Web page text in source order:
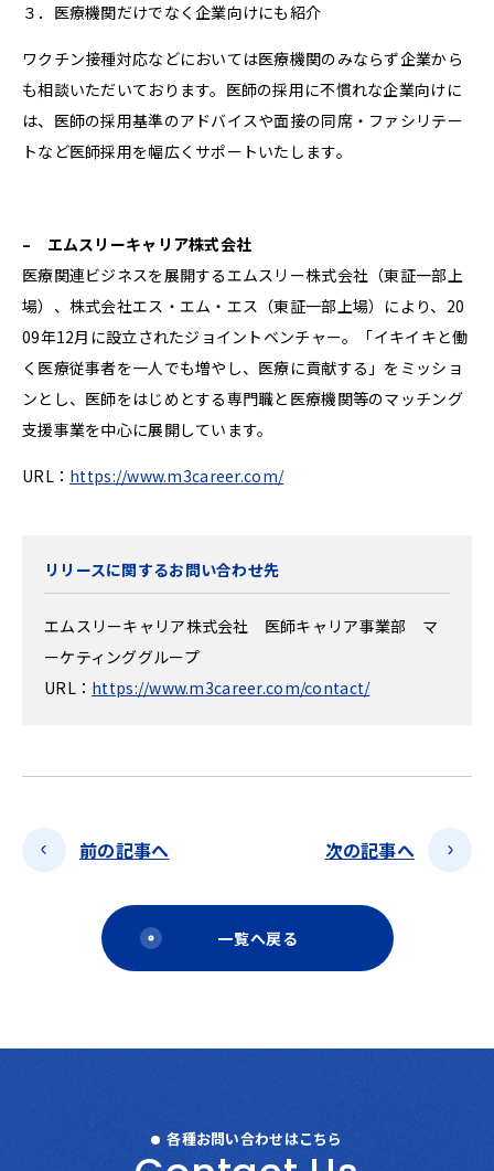
３．医療機関だけでなく企業向けにも紹介
ワクチン接種対応などにおいては医療機関のみならず企業から
も相談いただいております。医師の採用に不慣れな企業向けに
は、医師の採用基準のアドバイスや面接の同席・ファシリテー
トなど医師採用を幅広くサポートいたします。
– エムスリーキャリア株式会社
医療関連ビジネスを展開するエムスリー株式会社（東証一部上
場）、株式会社エス・エム・エス（東証一部上場）により、20
09年12月に設立されたジョイントベンチャー。「イキイキと働
く医療従事者を一人でも増やし、医療に貢献する」をミッショ
ンとし、医師をはじめとする専門職と医療機関等のマッチング
支援事業を中心に展開しています。
URL： https://www.m3career.com/
リリースに関するお問い合わせ先
エムスリーキャリア株式会社 医師キャリア事業部 マ
ーケティンググループ
URL： https://www.m3career.com/contact/
前の記事へ 次の記事へ
一覧へ戻る
各種お問い合わせはこちら